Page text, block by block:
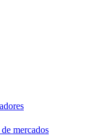
mercados